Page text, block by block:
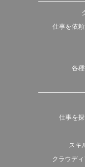
仕事を依
各
仕事を
スキ
クラウデ